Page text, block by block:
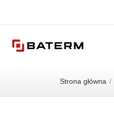
Strona główna